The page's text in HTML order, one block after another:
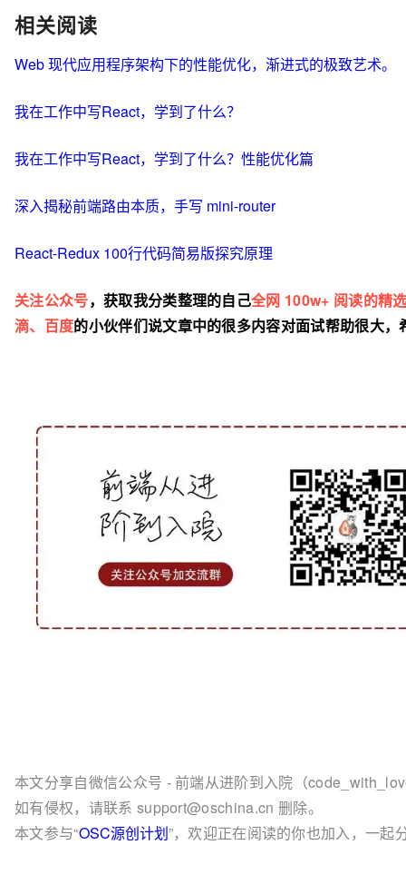
相关阅读
Web 现代应用程序架构下的性能优化，渐进式的极致艺术。
我在工作中写React，学到了什么？
我在工作中写React，学到了什么？性能优化篇
深入揭秘前端路由本质，手写 mini-router
React-Redux 100行代码简易版探究原理
关注公众号，获取我分类整理的自己全网 100w+ 阅读的精
滴、百度的小伙伴们说文章中的很多内容对面试帮助很大，
本文分享自微信公众号 - 前端从进阶到入院（
如有侵权，请联系 support@oschina.cn 删除。
本文参与“OSC源创计划”，欢迎正在阅读的你也加入，一起